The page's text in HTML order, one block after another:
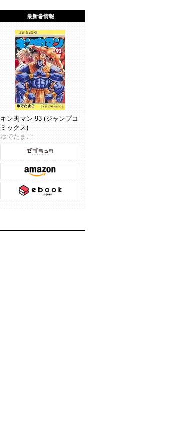
最新巻情報
キン肉マン 93 (ジャンプコ
ミックス)
ゆでたまご